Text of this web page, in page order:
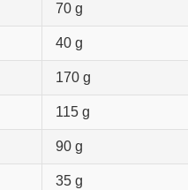
70 g
40 g
170 g
115 g
90 g
35 g